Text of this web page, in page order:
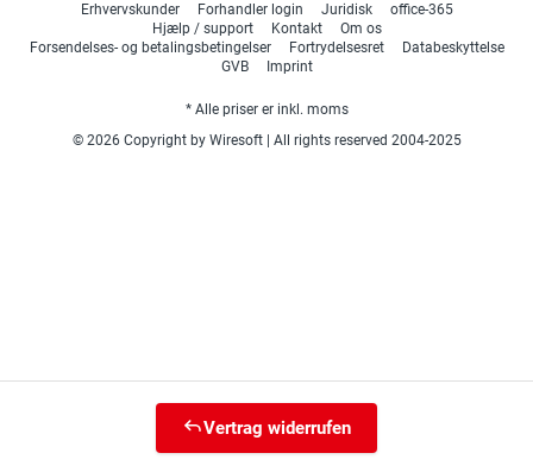
Erhvervskunder Forhandler login Juridisk
office-365
Hjælp / support
Kontakt
Om os
Forsendelses- og betalingsbetingelser
Fortrydelsesret
Databeskyttelse
GVB
Imprint
* Alle priser er inkl. moms
© 2026 Copyright by Wiresoft | All rights reserved 2004-2025
Vertrag widerrufen